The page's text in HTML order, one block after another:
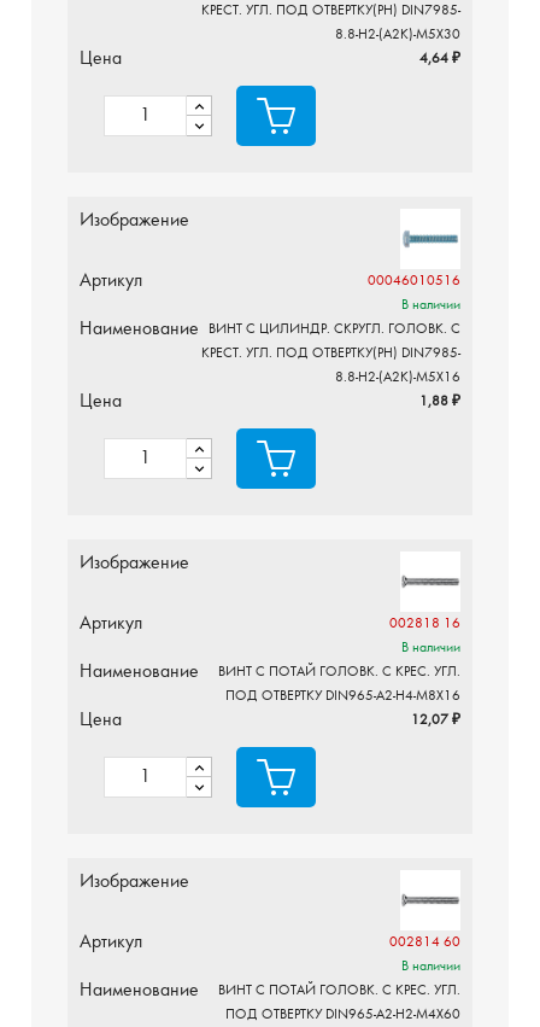
КРЕСТ. УГЛ. ПОД ОТВЕРТКУ(PH) DIN7985-
8.8-H2-(A2K)-M5X30
Цена 4,64 ₽
Изображение
Артикул
00046010516
В наличии
Наименование
ВИНТ С ЦИЛИНДР. СКРУГЛ. ГОЛОВК. С
КРЕСТ. УГЛ. ПОД ОТВЕРТКУ(PH) DIN7985-
8.8-H2-(A2K)-M5X16
Цена 1,88 ₽
Изображение
Артикул
002818 16
В наличии
Наименование
ВИНТ С ПОТАЙ ГОЛОВК. С КРЕС. УГЛ.
ПОД ОТВЕРТКУ DIN965-A2-H4-M8X16
Цена 12,07 ₽
Изображение
Артикул
002814 60
В наличии
Наименование
ВИНТ С ПОТАЙ ГОЛОВК. С КРЕС. УГЛ.
ПОД ОТВЕРТКУ DIN965-A2-H2-M4X60